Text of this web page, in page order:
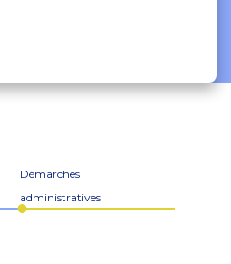
Démarches
administratives